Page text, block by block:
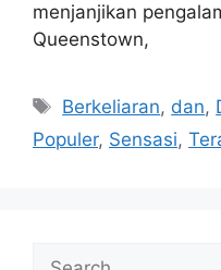
menjanjikan
Queenstown,
Tags
Berkeliaran, dan,
Populer, Sensasi,
Search